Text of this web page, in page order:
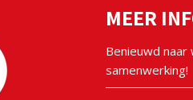
MEER
Benieuwd
samenwerking!